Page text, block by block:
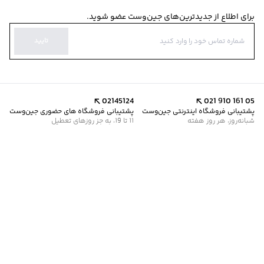
برای اطلاع از جدیدترین‌های جین‌وست عضو شوید.
تایید
021 910 161 05
پشتیبانی فروشگاه اینترنتی جین‌وست
شبانه‌روز، هر روز هفته
02145124
پشتیبانی فروشگاه های حضوری جین‌وست
11 تا 19، به جز روزهای تعطیل